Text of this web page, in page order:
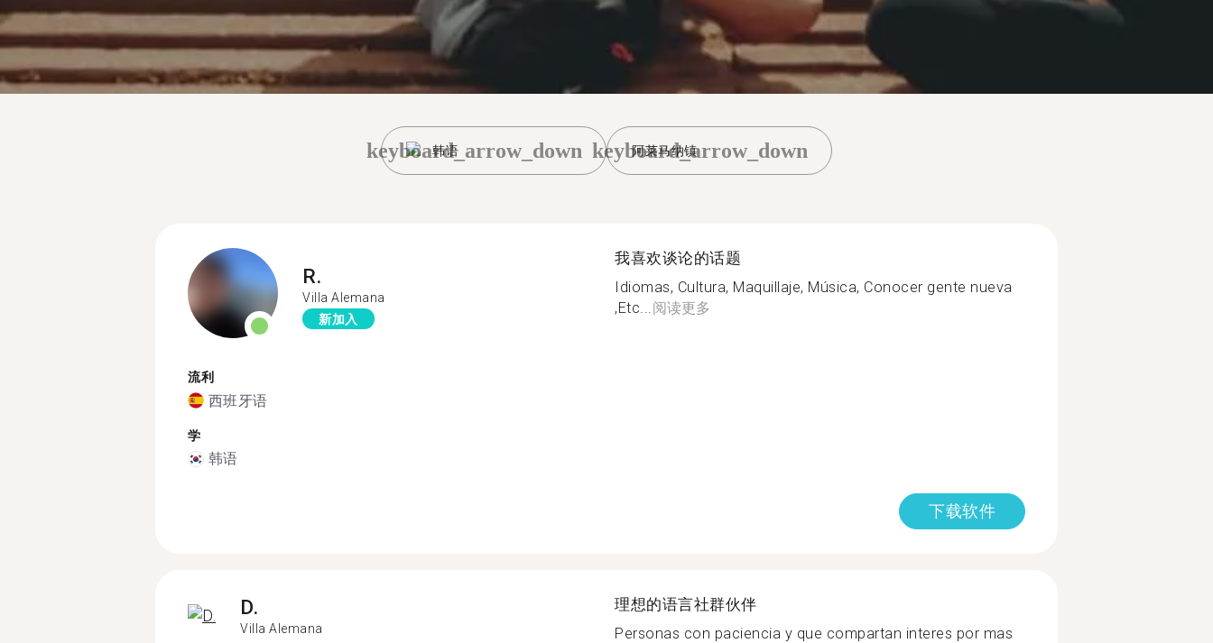
韩语
keyboard_arrow_down 阿莱马纳镇
keyboard_arrow_down
R.
Villa Alemana
新加入
流利
西班牙语
学
韩语
我喜欢谈论的话题
Idiomas, Cultura, Maquillaje, Música, Conocer gente nueva
,Etc...阅读更多
下载软件
D.
Villa Alemana
理想的语言社群伙伴
Personas con paciencia y que compartan interes por mas